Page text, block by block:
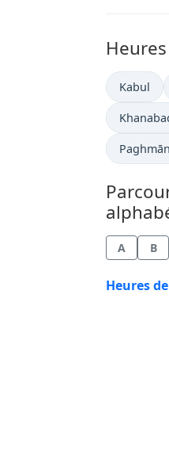
Kabul
Paghmān
A B
Heures